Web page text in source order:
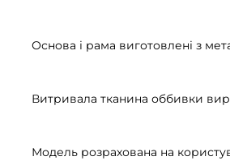
Основа і рама виготовлені з
Витривала тканина оббивки
Модель розрахована на